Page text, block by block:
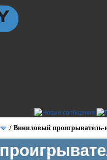
/ Виниловый проигрыватель-